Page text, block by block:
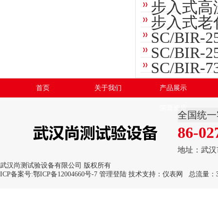
步入式高
步入式老
SC/BIR-
SC/BIR-
SC/BIR-
首页 关于我们 产品展示
全国统
86-
地址：武
武汉尚测试验设备有限公司 版权所有
ICP备案号:鄂ICP备12004660号-7 管理登陆 技术支持： 仪表网 总流量：